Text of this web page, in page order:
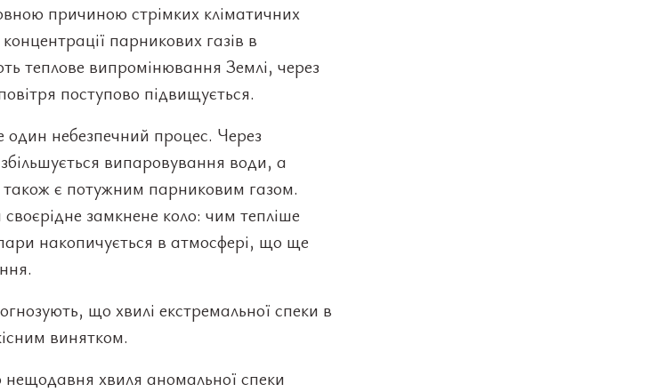
причиною стрімких кліматичних
парникових газів в
теплове випромінювання Землі, через
поступово підвищується.
один небезпечний процес. Через
випаровування води, а
є потужним парниковим газом.
замкнене коло: чим тепліше
накопичується в атмосфері, що ще
що хвилі екстремальної спеки в
винятком.
хвиля аномальної спеки